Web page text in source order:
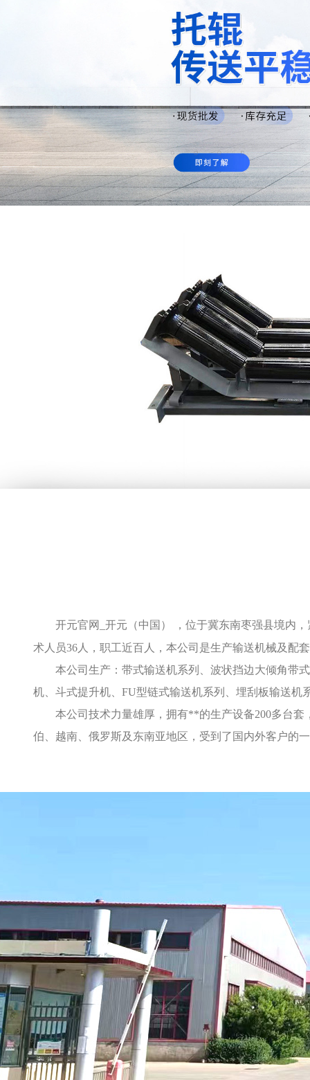
开元官网_开元（中国） ，位于冀东南枣强县境内
术人员36人，职工近百人，本公司是生产输送机械及配
本公司生产：带式输送机系列、波状挡边大倾角带
机、斗式提升机、FU型链式输送机系列、埋刮板输送
本公司技术力量雄厚，拥有**的生产设备200多台
伯、越南、俄罗斯及东南亚地区，受到了国内外客户的